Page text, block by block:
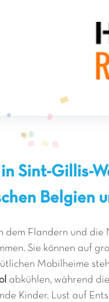
Sint-Gillis-
Belgien
dem Flandern und
Sie können auf
Mobilheime
abkühlen, während
Kinder. Lust auf